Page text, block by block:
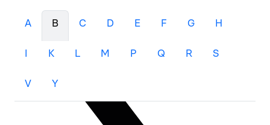
A B C D E F G H
K L M P Q R S
V Y